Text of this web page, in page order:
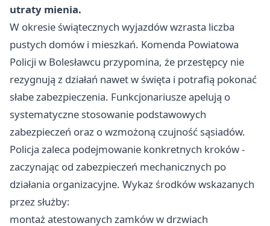
utraty mienia.
W okresie świątecznych wyjazdów wzrasta liczba
pustych domów i mieszkań. Komenda Powiatowa
Policji w Bolesławcu przypomina, że przestępcy nie
rezygnują z działań nawet w święta i potrafią pokonać
słabe zabezpieczenia. Funkcjonariusze apelują o
systematyczne stosowanie podstawowych
zabezpieczeń oraz o wzmożoną czujność sąsiadów.
Policja zaleca podejmowanie konkretnych kroków -
zaczynając od zabezpieczeń mechanicznych po
działania organizacyjne. Wykaz środków wskazanych
przez służby:
montaż atestowanych zamków w drzwiach